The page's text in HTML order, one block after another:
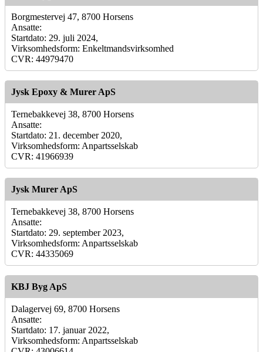
Borgmestervej 47, 8700 Horsens
Ansatte:
Startdato: 29. juli 2024,
Virksomhedsform: Enkeltmandsvirksomhed
CVR: 44979470
Jysk Epoxy & Murer ApS
Ternebakkevej 38, 8700 Horsens
Ansatte:
Startdato: 21. december 2020,
Virksomhedsform: Anpartsselskab
CVR: 41966939
Jysk Murer ApS
Ternebakkevej 38, 8700 Horsens
Ansatte:
Startdato: 29. september 2023,
Virksomhedsform: Anpartsselskab
CVR: 44335069
KBJ Byg ApS
Dalagervej 69, 8700 Horsens
Ansatte:
Startdato: 17. januar 2022,
Virksomhedsform: Anpartsselskab